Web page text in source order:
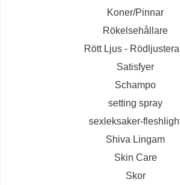
Koner/Pinnar
Rökelsehållare
Rött Ljus -
Satisfyer
Schampo
setting spray
sexleksaker-
Shiva Lingam
Skin Care
Skor